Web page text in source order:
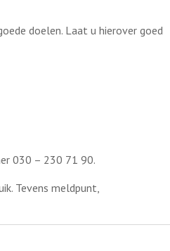
doelen. Laat u hierover goed
030 – 230 71 90.
Tevens meldpunt,